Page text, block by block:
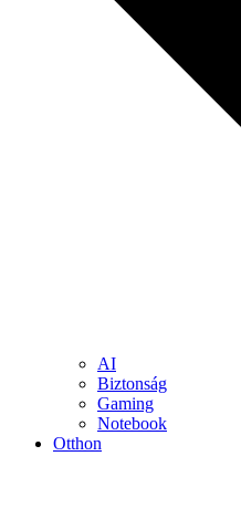
AI
Biztonság
Gaming
Notebook
Otthon